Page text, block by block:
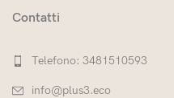
Contatti
Telefono: 3481510593
info@plus3.eco